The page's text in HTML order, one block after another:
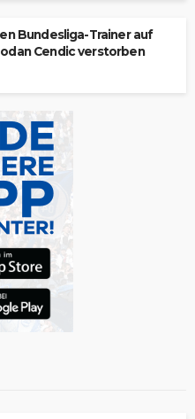
Bundesliga-Trainer auf
Cendic verstorben